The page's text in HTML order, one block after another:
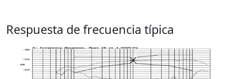
Respuesta de frecuencia típica